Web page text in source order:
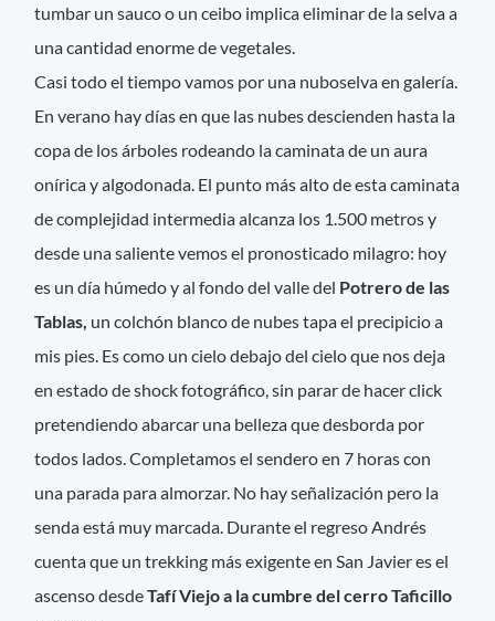
tumbar un sauco o un ceibo implica eliminar de la selva a
una cantidad enorme de vegetales.
Casi todo el tiempo vamos por una nuboselva en galería.
En verano hay días en que las nubes descienden hasta la
copa de los árboles rodeando la caminata de un aura
onírica y algodonada. El punto más alto de esta caminata
de complejidad intermedia alcanza los 1.500 metros y
desde una saliente vemos el pronosticado milagro: hoy
es un día húmedo y al fondo del valle del Potrero de las
Tablas, un colchón blanco de nubes tapa el precipicio a
mis pies. Es como un cielo debajo del cielo que nos deja
en estado de shock fotográfico, sin parar de hacer click
pretendiendo abarcar una belleza que desborda por
todos lados. Completamos el sendero en 7 horas con
una parada para almorzar. No hay señalización pero la
senda está muy marcada. Durante el regreso Andrés
cuenta que un trekking más exigente en San Javier es el
ascenso desdeTafí Viejo a la cumbre del cerro Taficillo